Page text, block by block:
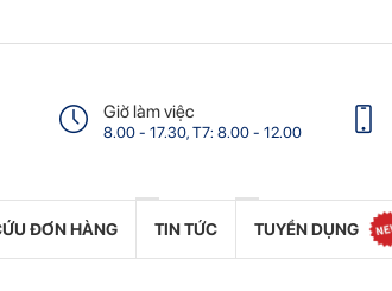
Giờ làm việc
8.00 - 17.30, T7: 8.00 - 12.00
ĐƠN HÀNG TIN TỨC TUYỂN DỤNG